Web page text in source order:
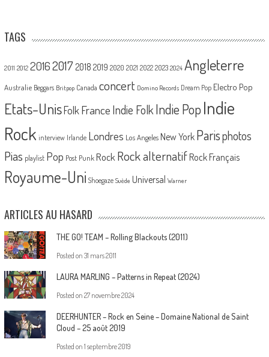
TAGS
2011 2012 20162017 2018 2019 2020 2021 2022 2023 2024 Angleterre
Australie Beggars Britpop Canada concert Domino Records Dream Pop Electro Pop
Etats-UnisFolk France Indie FolkIndie PopIndie
Rock interview Irlande Londres Los Angeles New York Parisphotos
Pias playlist Pop Post Punk Rock Rock alternatif Rock Français
Royaume-Uni Shoegaze Suède Universal Warner
ARTICLES AU HASARD
THE GO! TEAM – Rolling Blackouts (2011)
Posted on 31 mars 2011
LAURA MARLING – Patterns in Repeat (2024)
Posted on 27 novembre 2024
DEERHUNTER – Rock en Seine – Domaine National de Saint
Cloud – 25 août 2019
Posted on 1 septembre 2019